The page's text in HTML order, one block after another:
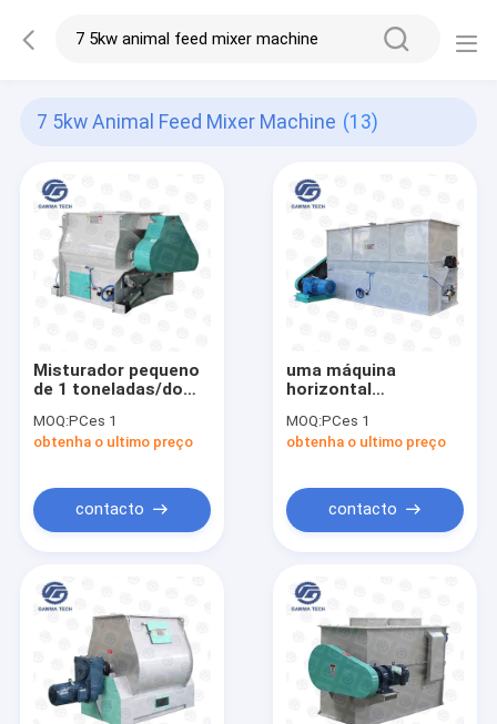
7 5kw Animal Feed Mixer Machine (13)
Misturador pequeno
de 1 toneladas/do
alimentação animal
do misturador da
dobro do gado da
alimentação
MOQ:PCes 1
obtenha o ultimo preço
contacto
uma máquina
horizontal
misturador da
alimentação animal
MOQ:PCes 1
obtenha o ultimo preço
contacto